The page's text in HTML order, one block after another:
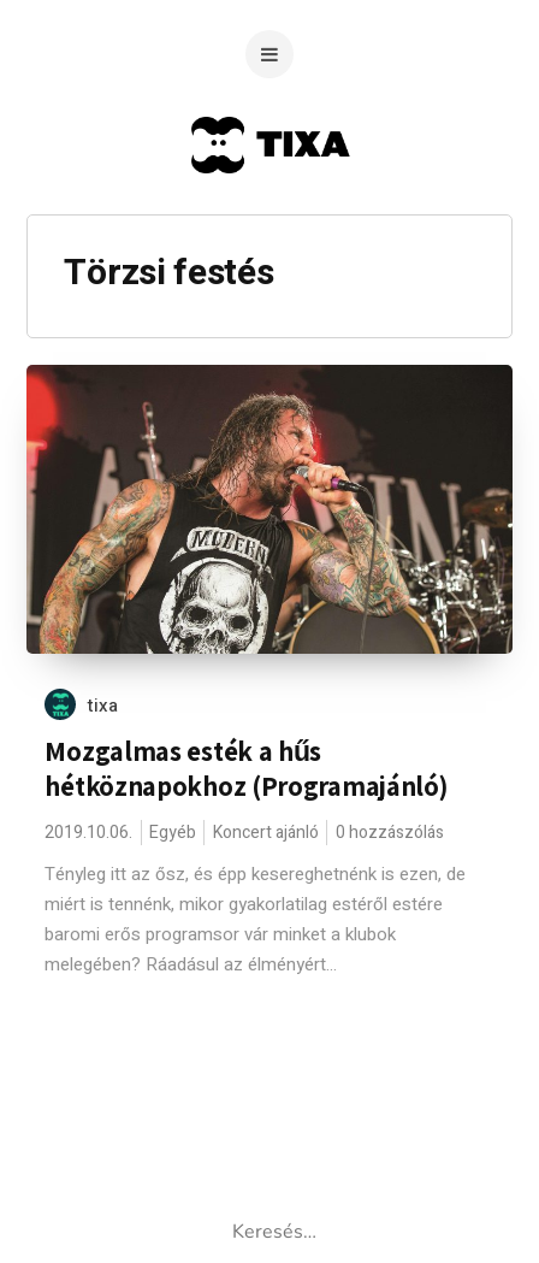
Törzsi festés
tixa
Mozgalmas esték a hűs
hétköznapokhoz (Programajánló)
2019.10.06. Egyéb Koncert ajánló 0 hozzászólás
Tényleg itt az ősz, és épp kesereghetnénk is ezen, de
miért is tennénk, mikor gyakorlatilag estéről estére
baromi erős programsor vár minket a klubok
melegében? Ráadásul az élményért...